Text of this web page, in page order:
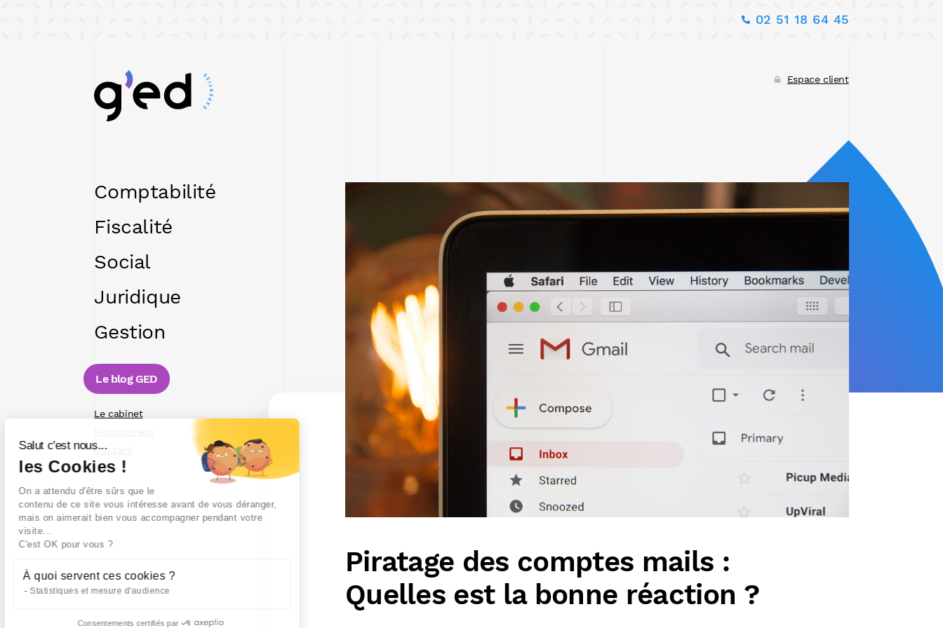
02 51 18 64 45
Comptabilité
Fiscalité
Social
Juridique
Gestion
Le blog GED
Le cabinet
Contact
Espace client
Piratage des comptes mails :
Quelles est la bonne réaction ?
Salut c'est nous...
les Cookies !
On a attendu d'être sûrs que le
contenu de ce site vous intéresse avant de vous déranger,
mais on aimerait bien vous accompagner pendant votre
visite...
C'est OK pour vous ?
À quoi servent ces cookies ?
Statistiques et mesure d'audience
Consentements certifiés par